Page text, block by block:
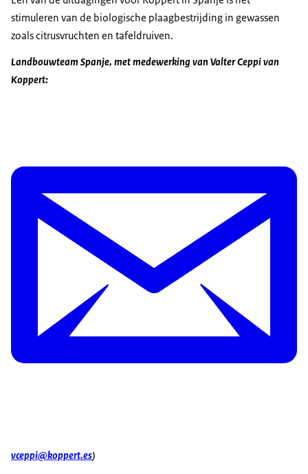
stimuleren van de biologische plaagbestrijding in gewassen
zoals citrusvruchten en tafeldruiven.
Landbouwteam Spanje, met medewerking van Valter Ceppi van
Koppert:
vceppi@koppert.es)